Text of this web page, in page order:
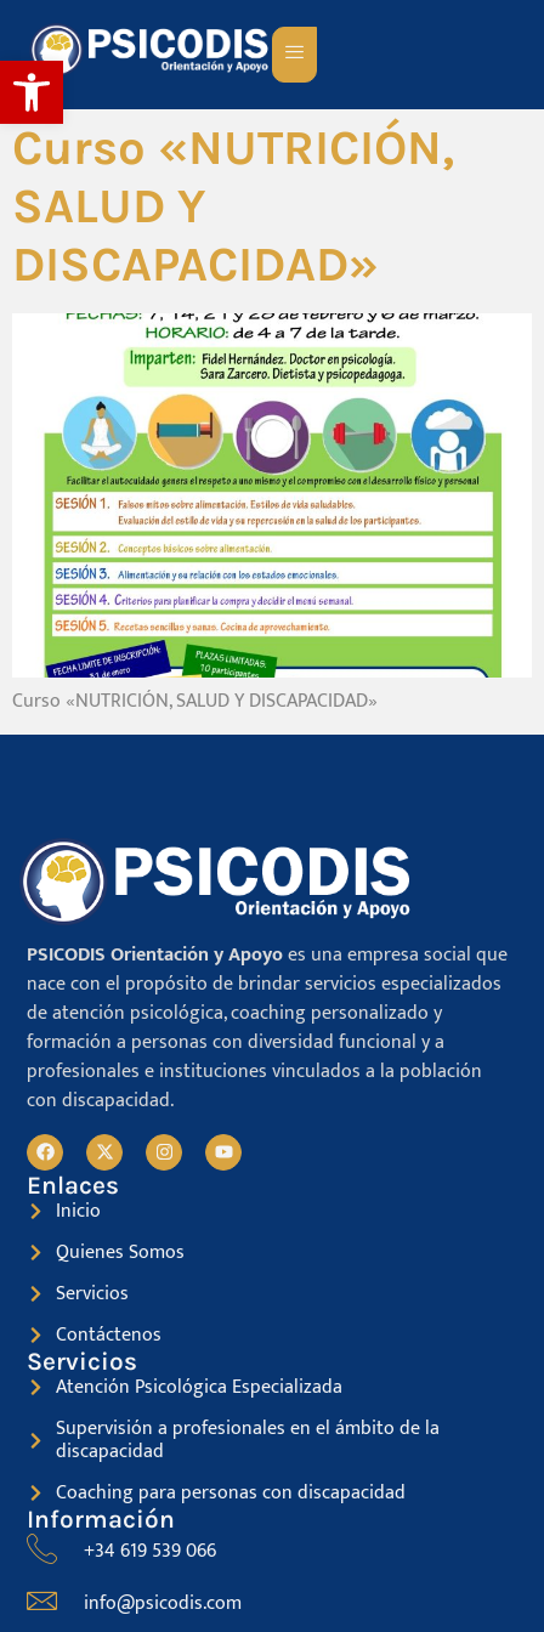
Abrir barra de herramientas
Curso «NUTRICIÓN,
SALUD Y
DISCAPACIDAD»
Curso «NUTRICIÓN, SALUD Y DISCAPACIDAD»
PSICODIS Orientación y Apoyoes una empresa social que
nace con el propósito de brindar servicios especializados
de atención psicológica, coaching personalizado y
formación a personas con diversidad funcional y a
profesionales e instituciones vinculados a la población
con discapacidad.
Enlaces
Inicio
Quienes Somos
Servicios
Contáctenos
Servicios
Atención Psicológica Especializada
Supervisión a profesionales en el ámbito de la
discapacidad
Coaching para personas con discapacidad
Información
+34 619 539 066
info@psicodis.com